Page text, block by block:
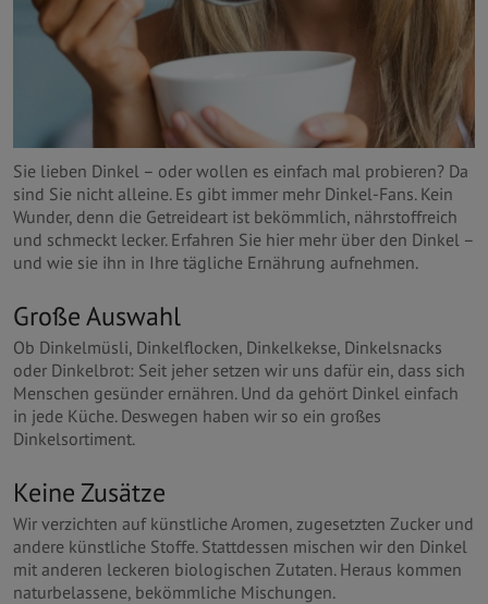
Sie lieben Dinkel – oder wollen es einfach mal probieren? Da
sind Sie nicht alleine. Es gibt immer mehr Dinkel-Fans. Kein
Wunder, denn die Getreideart ist bekömmlich, nährstoffreich
und schmeckt lecker. Erfahren Sie hier mehr über den Dinkel –
und wie sie ihn in Ihre tägliche Ernährung aufnehmen.
Große Auswahl
Ob Dinkelmüsli, Dinkelflocken, Dinkelkekse, Dinkelsnacks
oder Dinkelbrot: Seit jeher setzen wir uns dafür ein, dass sich
Menschen gesünder ernähren. Und da gehört Dinkel einfach
in jede Küche. Deswegen haben wir so ein großes
Dinkelsortiment.
Keine Zusätze
Wir verzichten auf künstliche Aromen, zugesetzten Zucker und
andere künstliche Stoffe. Stattdessen mischen wir den Dinkel
mit anderen leckeren biologischen Zutaten. Heraus kommen
naturbelassene, bekömmliche Mischungen.